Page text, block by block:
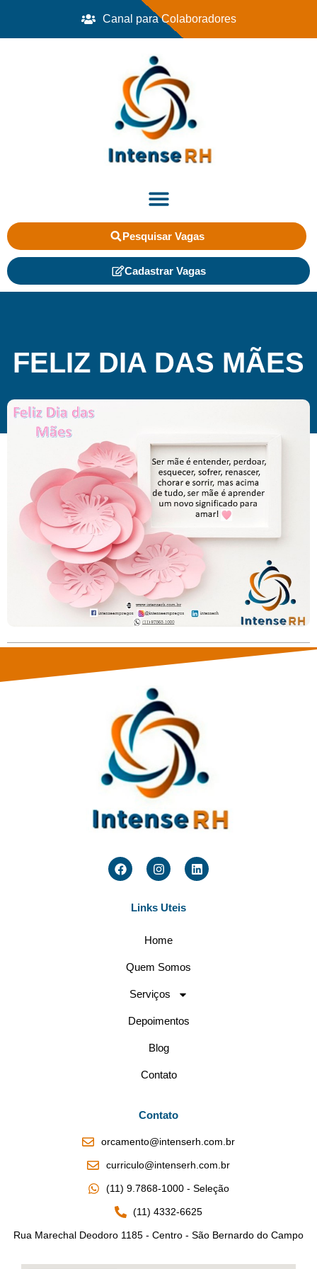
Canal para Colaboradores
Pesquisar Vagas
Cadastrar Vagas
FELIZ DIA DAS MÃES
Links Uteis
Home
Quem Somos
Serviços
Depoimentos
Blog
Contato
Contato
orcamento@intenserh.com.br
curriculo@intenserh.com.br
(11) 9.7868-1000 - Seleção
(11) 4332-6625
Rua Marechal Deodoro 1185 - Centro - São Bernardo do Campo